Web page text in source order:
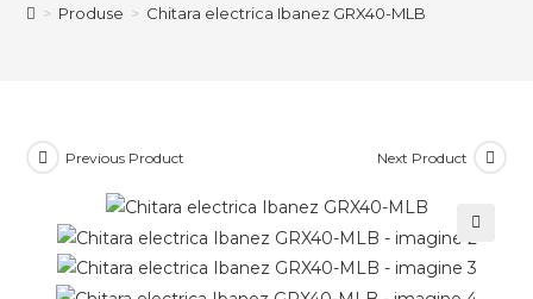
> Produse > Chitara electrica Ibanez GRX40-MLB
Previous Product Next Product
🔍